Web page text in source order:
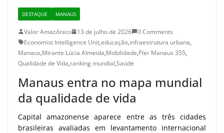
DESTAQUE MANAUS
Valor Amazônico 13 de julho de 2026
0 Comments
Economist Intelligence Unit,educação,infraestrutura urbana,
Manaus,Mirante Lúcia Almeida,Mobilidade,Píer Manaus 355,
Qualidade de Vida,ranking mundial,Saúde
Manaus entra no mapa mundial
da qualidade de vida
Capital amazonense aparece entre as três cidades
brasileiras avaliadas em levantamento internacional